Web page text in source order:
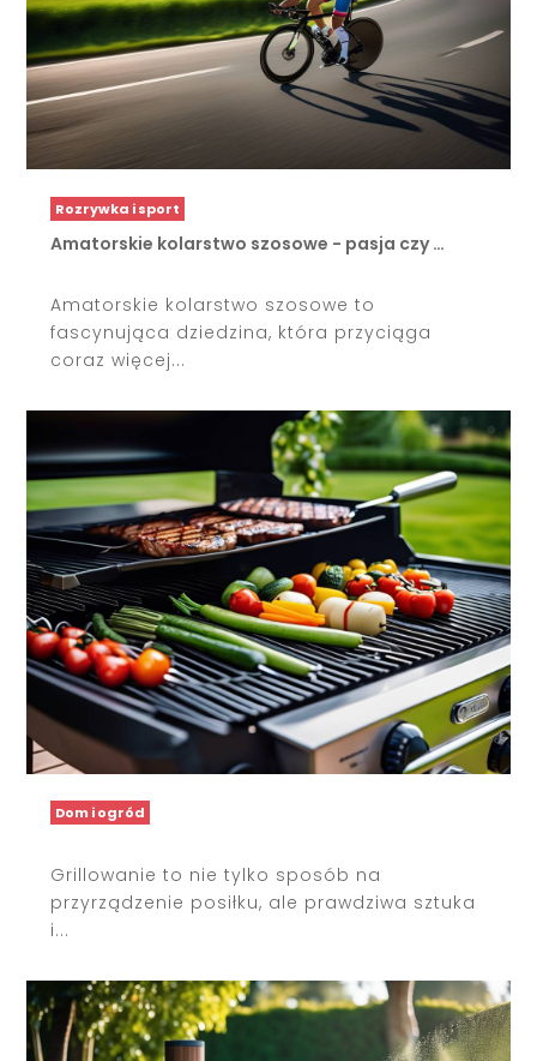
Rozrywka i sport
Amatorskie kolarstwo szosowe - pasja czy …
Amatorskie kolarstwo szosowe to
fascynująca dziedzina, która przyciąga
coraz więcej...
Dom i ogród
Grillowanie to nie tylko sposób na
przyrządzenie posiłku, ale prawdziwa sztuka
i...